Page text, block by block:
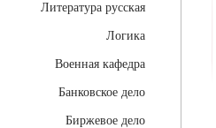
Литература русская
Логика
Военная кафедра
Банковское дело
Биржевое дело